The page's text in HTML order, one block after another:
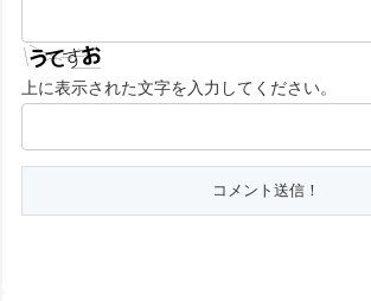
上に表示された文字を入力してください。